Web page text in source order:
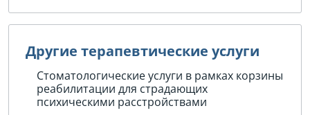
Другие терапевтические услуги
Стоматологические услуги в рамках корзины
реабилитации для страдающих
психическими расстройствами